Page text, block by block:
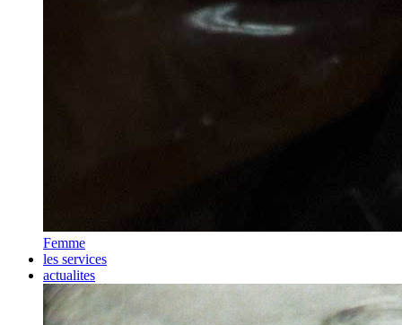
Femme
les services
actualites